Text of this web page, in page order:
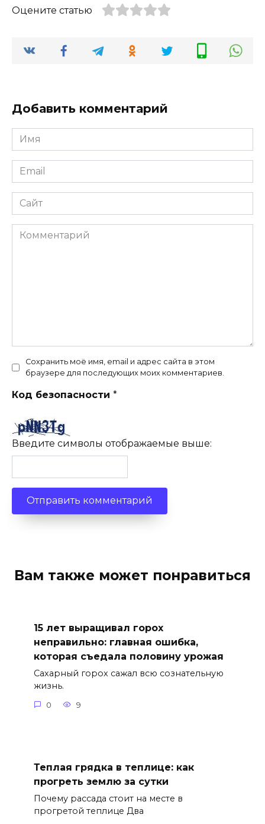
Оцените статью
Добавить комментарий
Имя
*
Email
*
Сайт
Комментарий
Сохранить моё имя, email и адрес сайта в этом
браузере для последующих моих комментариев.
Код безопасности *
Введите символы отображаемые выше:
Вам также может понравиться
15 лет выращивал горох
неправильно: главная ошибка,
которая съедала половину урожая
Сахарный горох сажал всю сознательную
жизнь.
0 9
Теплая грядка в теплице: как
прогреть землю за сутки
Почему рассада стоит на месте в
прогретой теплице Два